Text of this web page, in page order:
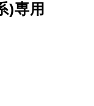
)専用